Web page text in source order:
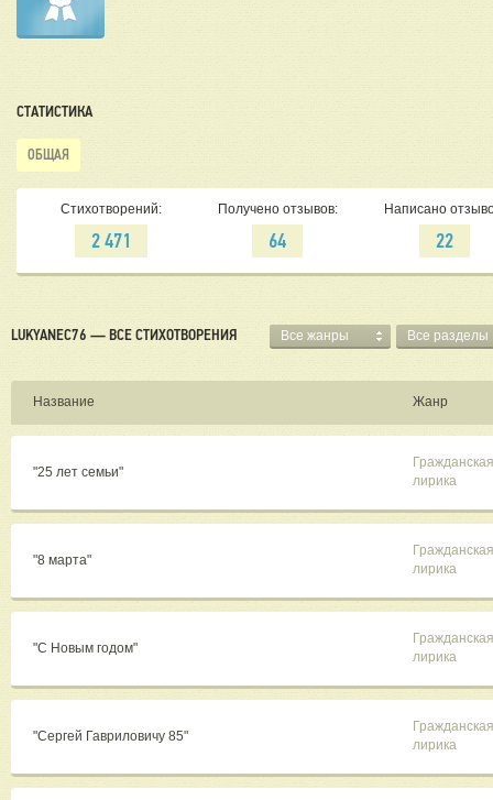
СТАТИСТИКА
ОБЩАЯ
Стихотворений:
2 471
Получено отзывов:
64
Написано
22
LUKYANEC76 — ВСЕ СТИХОТВОРЕНИЯ Все жанры Все разделы
Название Жанр
"25 лет семьи"
Гражданская
лирика
"8 марта"
Гражданская
лирика
"С Новым годом"
Гражданская
лирика
"Сергей Гавриловичу 85"
Гражданская
лирика